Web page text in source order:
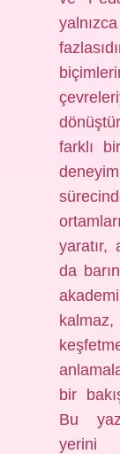
farklı
yaratır,
da
bir
Bu
yerini